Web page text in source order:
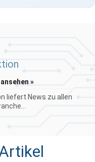
»
liefert News zu allen